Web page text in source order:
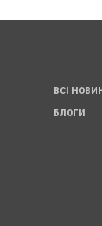
ВСІ
БЛОГИ